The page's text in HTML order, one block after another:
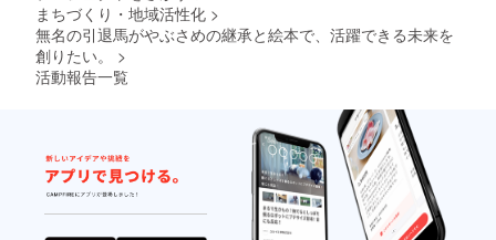
い。
まちづくり・地域活性化 >
無名の引退馬がやぶさめの継承と絵本で、活躍できる未来を
創りたい。
>
活動報告一覧